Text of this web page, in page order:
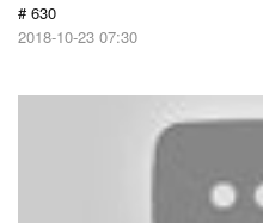
# 630
2018-10-23 07:30